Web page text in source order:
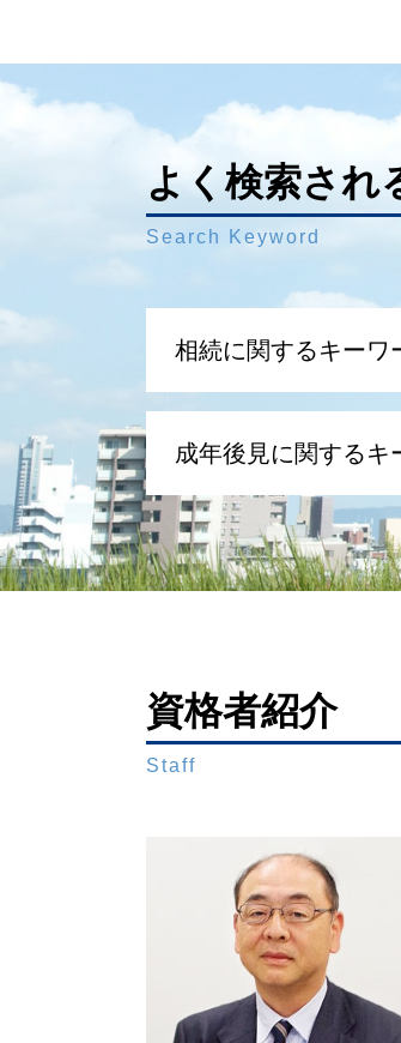
よく検索され
Search Keyword
相続に関するキーワ
遺留分 計算
相続放棄 メリット
遺留分 範囲
相続放棄 デメリット
遺留分 時効
限定承認 相続
裁判所 遺産分割
限定承認 手続き
相続放棄 連帯保証人
遺留分 法定相続分
代襲相続人 とは
遺産 相続 孫
成年後見に関するキ
成年後見 相続
成年後見人 身上監護
成年後見制度 わかりや
成年後見人 費用 誰が払う
法定後見人 申し立て
成年後見人 家庭裁判所 選
後見 保佐 補助
任意後見人
成年後見制度 弁護士
成年後見人 役割
被後見人 被保佐人
任意後見 不動産 売却
後見監督人
資格者紹介
Staff